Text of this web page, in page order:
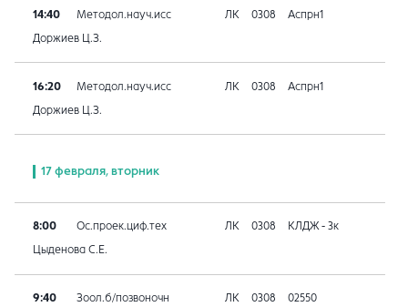
14:40 Методол.науч.исс ЛК 0308 Аспрн1
Доржиев Ц.З.
16:20 Методол.науч.исс ЛК 0308 Аспрн1
Доржиев Ц.З.
17 февраля, вторник
8:00 Ос.проек.циф.тех ЛК 0308 КЛДЖ - 3к
Цыденова С.Е.
9:40 Зоол.б/позвоночн ЛК 0308 02550